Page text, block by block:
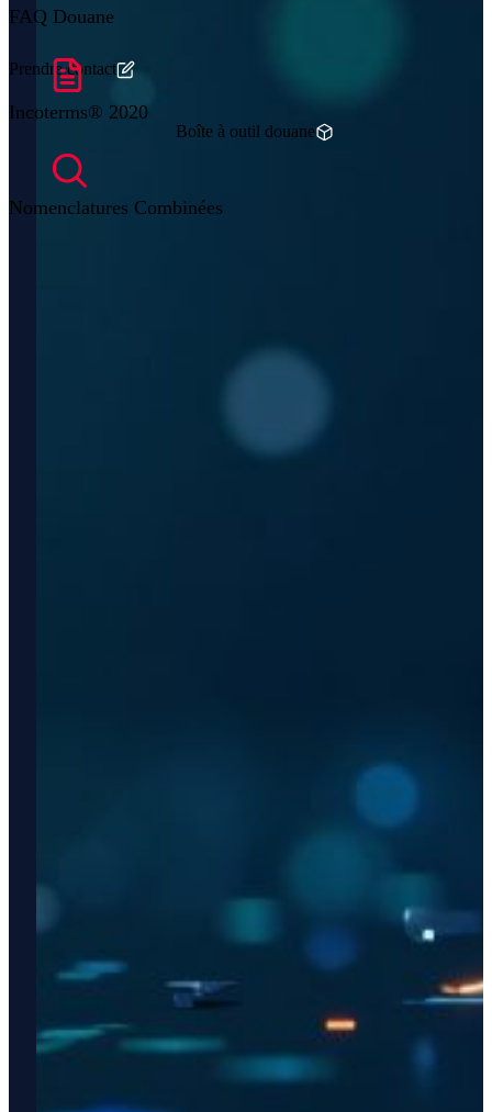
Prendre contact
Boîte à outil douane
FAQ Douane
Incoterms® 2020
Nomenclatures Combinées